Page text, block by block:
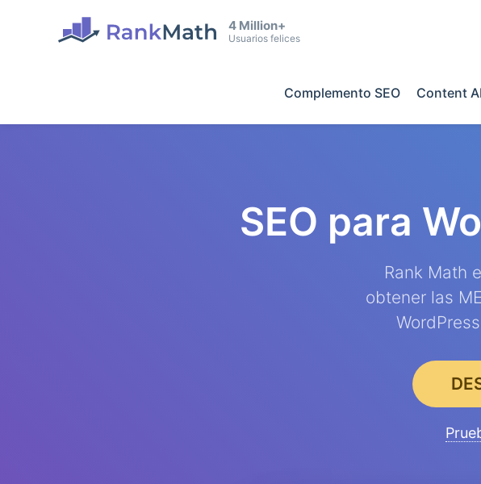
4 Million+
Usuarios felices
Complemento SEO Content AI
SEO para
Rank Math
obtener las